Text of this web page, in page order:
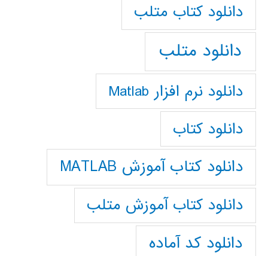
دانلود كتاب متلب
دانلود متلب
دانلود نرم افزار Matlab
دانلود کتاب
دانلود کتاب آموزش MATLAB
دانلود کتاب آموزش متلب
دانلود کد آماده